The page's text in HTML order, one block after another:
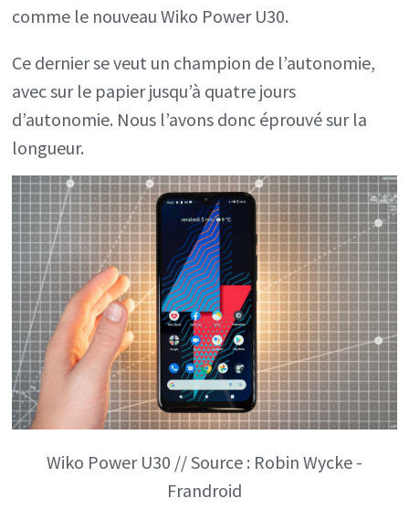
comme le nouveau Wiko Power U30.
Ce dernier se veut un champion de l’autonomie,
avec sur le papier jusqu’à quatre jours
d’autonomie. Nous l’avons donc éprouvé sur la
longueur.
Wiko Power U30 // Source : Robin Wycke -
Frandroid